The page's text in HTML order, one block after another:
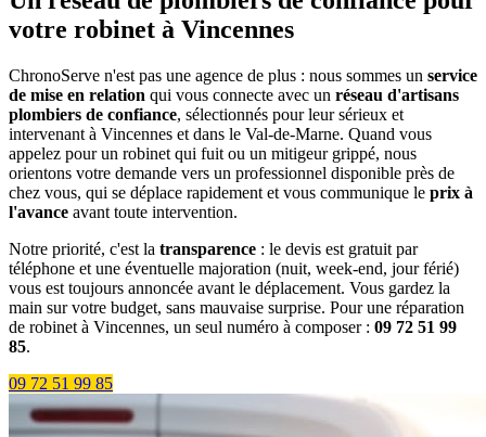
votre robinet à Vincennes
ChronoServe n'est pas une agence de plus : nous sommes un service
de mise en relation qui vous connecte avec un réseau d'artisans
plombiers de confiance, sélectionnés pour leur sérieux et
intervenant à Vincennes et dans le Val-de-Marne. Quand vous
appelez pour un robinet qui fuit ou un mitigeur grippé, nous
orientons votre demande vers un professionnel disponible près de
chez vous, qui se déplace rapidement et vous communique le prix à
l'avance avant toute intervention.
Notre priorité, c'est la transparence : le devis est gratuit par
téléphone et une éventuelle majoration (nuit, week-end, jour férié)
vous est toujours annoncée avant le déplacement. Vous gardez la
main sur votre budget, sans mauvaise surprise. Pour une réparation
de robinet à Vincennes, un seul numéro à composer : 09 72 51 99
85.
09 72 51 99 85